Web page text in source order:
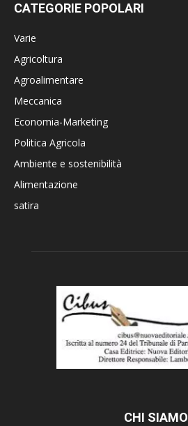
CATEGORIE POPOLARI
Varie
Agricoltura
Agroalimentare
Meccanica
Economia-Marketing
Politica Agricola
Ambiente e sostenibilità
Alimentazione
satira
CHI SIAMO